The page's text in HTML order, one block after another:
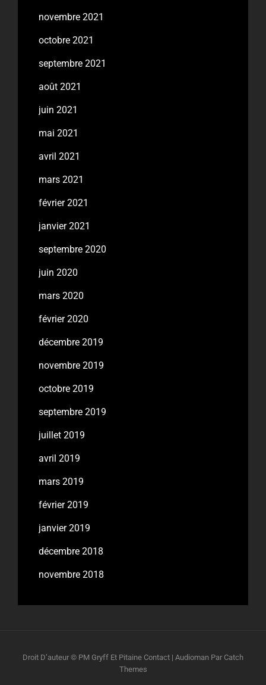
novembre 2021
octobre 2021
septembre 2021
août 2021
juin 2021
mai 2021
avril 2021
mars 2021
février 2021
janvier 2021
septembre 2020
juin 2020
mars 2020
février 2020
décembre 2019
novembre 2019
octobre 2019
septembre 2019
juillet 2019
avril 2019
mars 2019
février 2019
janvier 2019
décembre 2018
novembre 2018
Droit D’auteur © PM Gryff Et Pitaine Contact | Audioman Par Catch
Themes